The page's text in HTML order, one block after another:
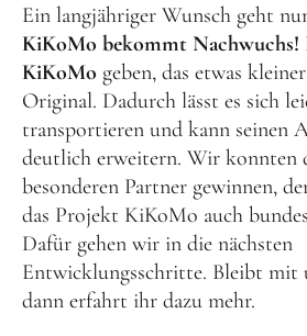
Ein langjähriger Wunsch geht
KiKoMo bekommt Nachwuchs!
KiKoMo geben, das etwas
Original. Dadurch lässt es sich
transportieren und kann seinen
deutlich erweitern. Wir konnten
besonderen Partner gewinnen,
das Projekt KiKoMo auch
Dafür gehen wir in die nächsten
Entwicklungsschritte. Bleibt mit
dann erfahrt ihr dazu mehr.